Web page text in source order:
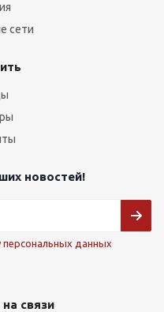
сети
новостей!
персональных данных
связи